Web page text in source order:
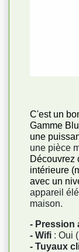
C'est un
Gamme
une
une pièce
Découvrez
intérieure
avec un
appareil
maison.
- Pression
- Wifi : Oui
- Tuyaux